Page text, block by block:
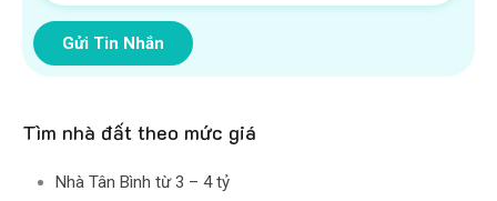
Gửi Tin Nhắn
Tìm nhà đất theo mức giá
Nhà Tân Bình từ 3 – 4 tỷ